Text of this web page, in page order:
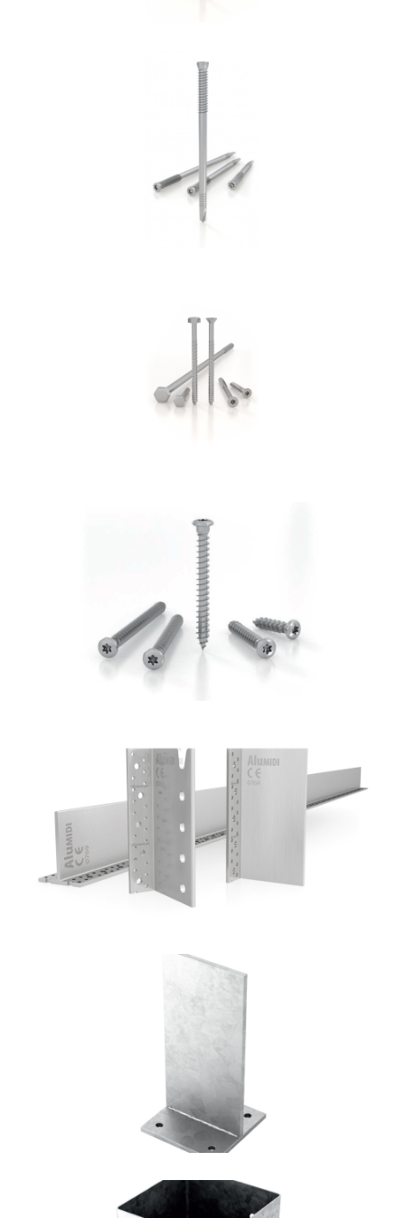
Vite per cemento SKR:SKS
ROTHOBLAAS
Vite LBS
ROTHOBLAAS
Staffa a scomparsa Alumidi
ROTHOBLAAS
Portapilastro TYP F70